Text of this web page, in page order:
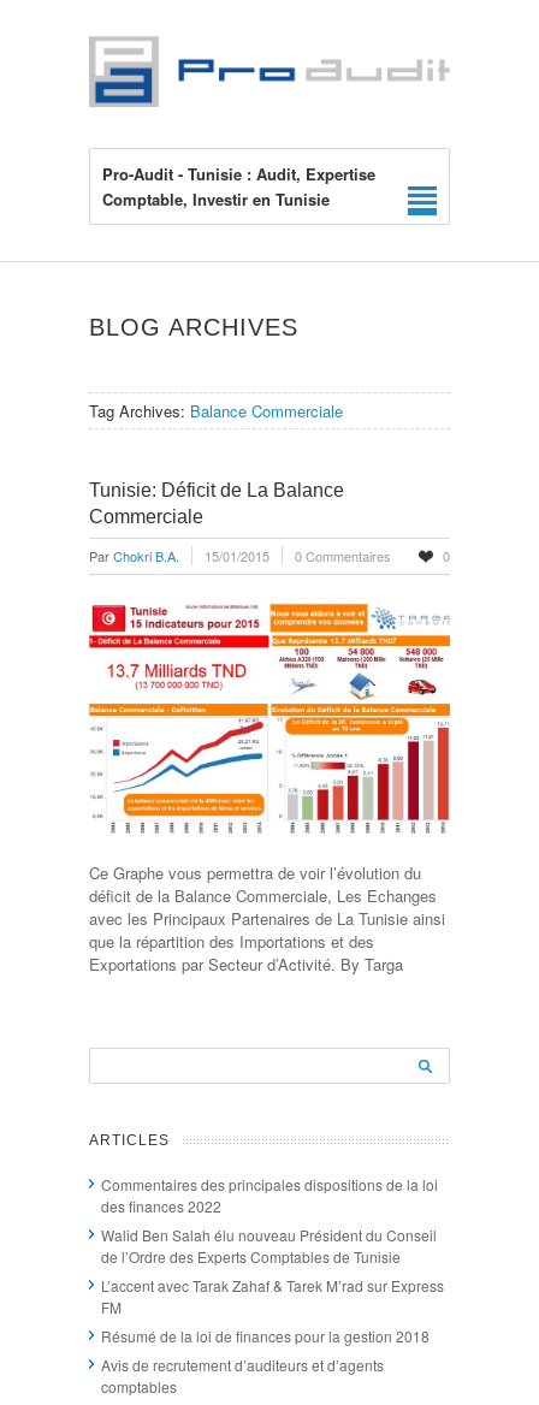
Pro-Audit - Tunisie : Audit, Expertise
Comptable, Investir en Tunisie
BLOG ARCHIVES
Tag Archives: Balance Commerciale
Tunisie: Déficit de La Balance
Commerciale
ParChokri B.A. 15/01/2015 0 Commentaires 0
Ce Graphe vous permettra de voir l’évolution du
déficit de la Balance Commerciale, Les Echanges
avec les Principaux Partenaires de La Tunisie ainsi
que la répartition des Importations et des
Exportations par Secteur d’Activité. By Targa
ARTICLES
Commentaires des principales dispositions de la loi
des finances 2022
Walid Ben Salah élu nouveau Président du Conseil
de l’Ordre des Experts Comptables de Tunisie
L’accent avec Tarak Zahaf & Tarek M’rad sur Express
FM
Résumé de la loi de finances pour la gestion 2018
Avis de recrutement d’auditeurs et d’agents
comptables